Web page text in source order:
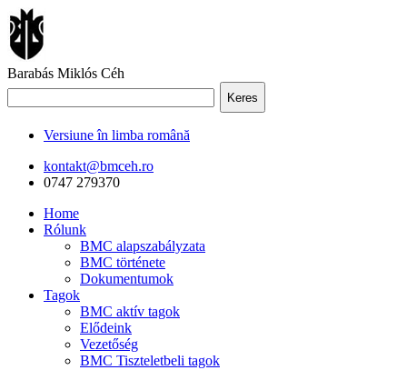
Barabás Miklós Céh
Keres
Versiune în limba română
kontakt@bmceh.ro
0747 279370
Home
Rólunk
BMC alapszabályzata
BMC története
Dokumentumok
Tagok
BMC aktív tagok
Elődeink
Vezetőség
BMC Tiszteletbeli tagok